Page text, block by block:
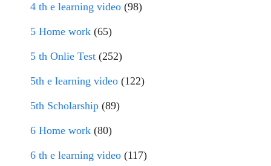
4 th e learning video (98)
5 Home work (65)
5 th Onlie Test (252)
5th e learning video (122)
5th Scholarship (89)
6 Home work (80)
6 th e learning video (117)